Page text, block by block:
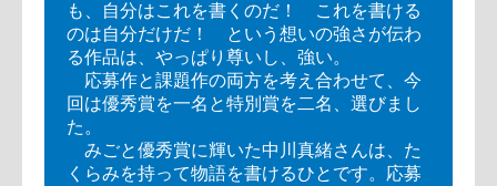
も、自分はこれを書くのだ！ これを書ける
のは自分だけだ！ という想いの強さが伝わ
る作品は、やっぱり尊いし、強い。
応募作と課題作の両方を考え合わせて、今
回は優秀賞を一名と特別賞を二名、選びまし
た。
みごと優秀賞に輝いた中川真緒さんは、た
くらみを持って物語を書けるひとです。応募